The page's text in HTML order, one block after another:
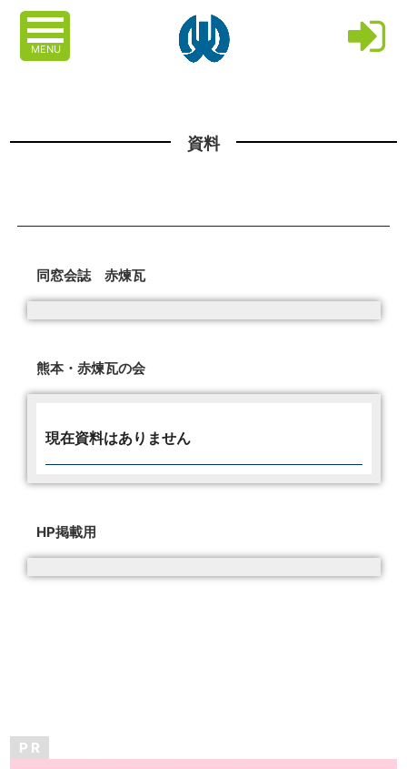
MENU
資料
同窓会誌 赤煉瓦
熊本・赤煉瓦の会
現在資料はありません
HP掲載用
P R